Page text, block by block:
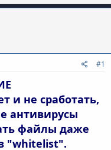
#1
и не сработать,
антивирусы
файлы даже
"whitelist".